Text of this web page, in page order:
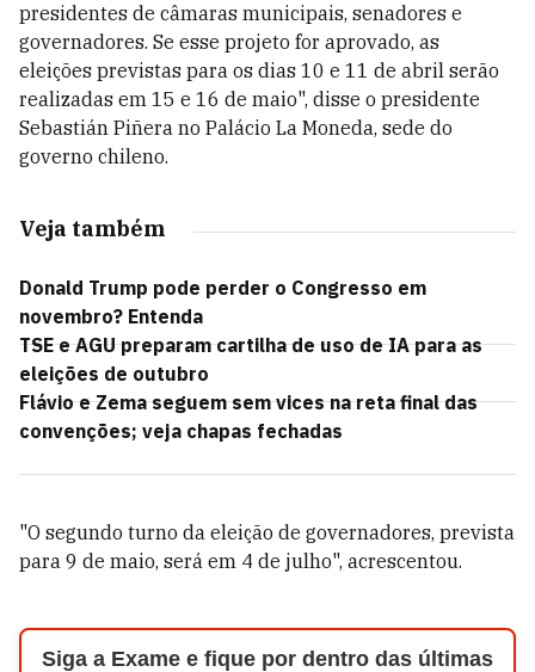
presidentes de câmaras municipais, senadores e
governadores. Se esse projeto for aprovado, as
eleições previstas para os dias 10 e 11 de abril serão
realizadas em 15 e 16 de maio", disse o presidente
Sebastián Piñera no Palácio La Moneda, sede do
governo chileno.
Veja também
Donald Trump pode perder o Congresso em
novembro? Entenda
TSE e AGU preparam cartilha de uso de IA para as
eleições de outubro
Flávio e Zema seguem sem vices na reta final das
convenções; veja chapas fechadas
"O segundo turno da eleição de governadores, prevista
para 9 de maio, será em 4 de julho", acrescentou.
Siga a Exame e fique por dentro das últimas